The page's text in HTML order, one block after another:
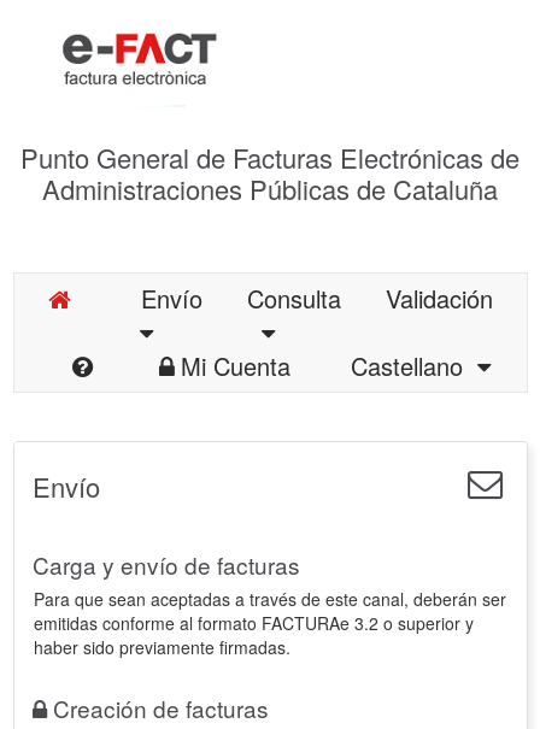
Punto General de Facturas Electrónicas de
Administraciones Públicas de Cataluña
Envío Consulta
Validación
Mi Cuenta
Castellano
Envío
Carga y envío de facturas
Para que sean aceptadas a través de este canal, deberán ser
emitidas conforme al formato FACTURAe 3.2 o superior y
haber sido previamente firmadas.
Creación de facturas